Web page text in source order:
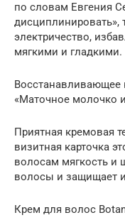
по словам Евгения
дисциплинировать»,
электричество,
мягкими и гладкими.
Восстанавливающее
«Маточное молочко
Приятная кремовая
визитная карточка
волосам мягкость и
волосы и защищает
Крем для волос